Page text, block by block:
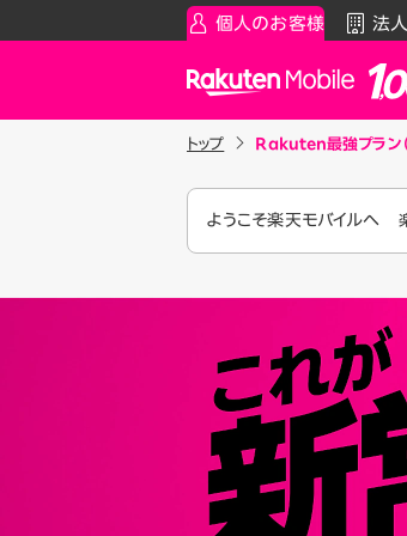
個人のお客様 法
スマートフォン
Rakuten最強プラン
データタイプ
割引プログラム
最強家族割
家族でトクしたい方に
最強こども割
12歳までとーってもおトク
最強青春割
トップ Rakuten最強プラン（
ようこそ楽天モバイルへ